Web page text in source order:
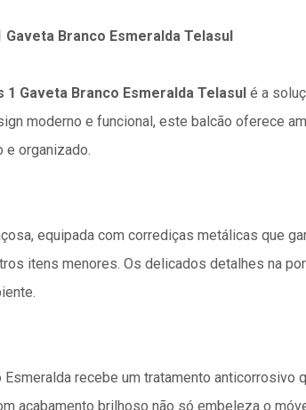
Branco Esmeralda Telasul
Gaveta Branco Esmeralda Telasul é a
moderno e funcional, este balcão oferece
e organizado.
equipada com corrediças metálicas que
itens menores. Os delicados detalhes na
recebe um tratamento
acabamento brilhoso não só embeleza o